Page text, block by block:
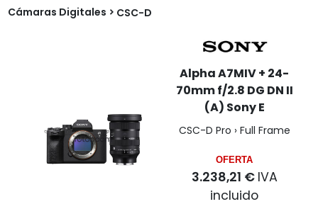
Cámaras Digitales CSC-D
Alpha A7MIV + 24-
70mm f/2.8 DG DN II
(A) Sony E
CSC-D Pro › Full Frame
OFERTA
3.238,21 € IVA
incluido